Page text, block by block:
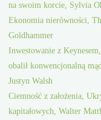
na swoim korcie, Sylvia
Ekonomia nierówności,
Goldhammer
Inwestowanie z
obalił konwencjonalną
Justyn Walsh
Ciemność z założenia,
kapitałowych, Walter